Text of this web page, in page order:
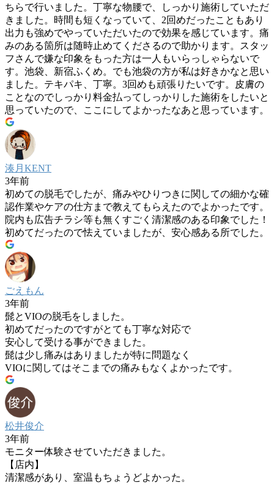
ちらで行いました。丁寧な物腰で、しっかり施術していただ
きました。時間も短くなっていて、2回めだったこともあり
出力も強めでやっていただいたので効果を感じています。痛
みのある箇所は随時止めてくださるので助かります。スタッ
フさんで嫌な印象をもった方は一人もいらっしゃらないで
す。池袋、新宿ふくめ。でも池袋の方が私は好きかなと思い
ました。テキパキ、丁寧。3回めも頑張りたいです。皮膚の
ことなのでしっかり料金払ってしっかりした施術をしたいと
思っていたので、ここにしてよかったなあと思っています。
湊月KENT
3年前
初めての脱毛でしたが、痛みやひりつきに関しての細かな確
認作業やケアの仕方まで教えてもらえたのでよかったです。
院内も広告チラシ等も無くすごく清潔感のある印象でした！
初めてだったので怯えていましたが、安心感ある所でした。
ごえもん
3年前
髭とVIOの脱毛をしました。
初めてだったのですがとても丁寧な対応で
安心して受ける事ができました。
髭は少し痛みはありましたが特に問題なく
VIOに関してはそこまでの痛みもなくよかったです。
松井俊介
3年前
モニター体験させていただきました。
【店内】
清潔感があり、室温もちょうどよかった。